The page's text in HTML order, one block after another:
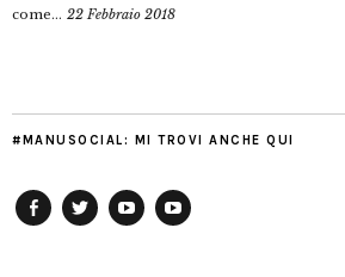
come... 22 Febbraio 2018
#MANUSOCIAL: MI TROVI ANCHE QUI